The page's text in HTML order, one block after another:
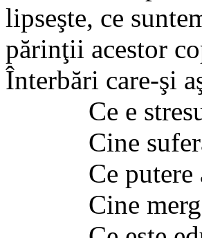
lipseşte, ce
părinţii acestor
Înterbări care-şi
Ce e
Cine suferă
Ce putere
Cine merge